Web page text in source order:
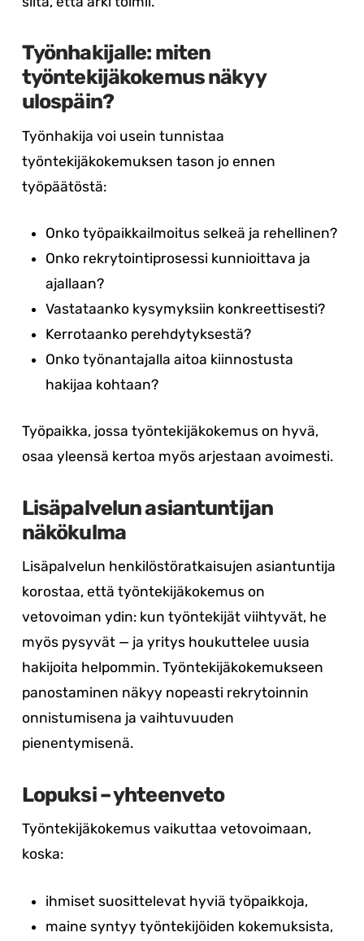
Työnhakijalle: miten
työntekijäkokemus näkyy
ulospäin?
Työnhakija voi usein tunnistaa
työntekijäkokemuksen tason jo ennen
työpäätöstä:
Onko työpaikkailmoitus selkeä ja rehellinen?
Onko rekrytointiprosessi kunnioittava ja
ajallaan?
Vastataanko kysymyksiin konkreettisesti?
Kerrotaanko perehdytyksestä?
Onko työnantajalla aitoa kiinnostusta
hakijaa kohtaan?
Työpaikka, jossa työntekijäkokemus on hyvä,
osaa yleensä kertoa myös arjestaan avoimesti.
Lisäpalvelun asiantuntijan
näkökulma
Lisäpalvelun henkilöstöratkaisujen asiantuntija
korostaa, että työntekijäkokemus on
vetovoiman ydin: kun työntekijät viihtyvät, he
myös pysyvät — ja yritys houkuttelee uusia
hakijoita helpommin. Työntekijäkokemukseen
panostaminen näkyy nopeasti rekrytoinnin
onnistumisena ja vaihtuvuuden
pienentymisenä.
Lopuksi – yhteenveto
Työntekijäkokemus vaikuttaa vetovoimaan,
koska:
ihmiset suosittelevat hyviä työpaikkoja,
maine syntyy työntekijöiden kokemuksista,